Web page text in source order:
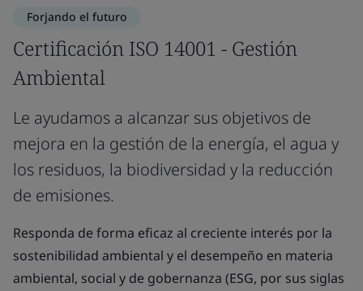
Forjando el futuro
Certificación ISO 14001 - Gestión
Ambiental
Le ayudamos a alcanzar sus objetivos de
mejora en la gestión de la energía, el agua y
los residuos, la biodiversidad y la reducción
de emisiones.
Responda de forma eficaz al creciente interés por la
sostenibilidad ambiental y el desempeño en materia
ambiental, social y de gobernanza (ESG, por sus siglas